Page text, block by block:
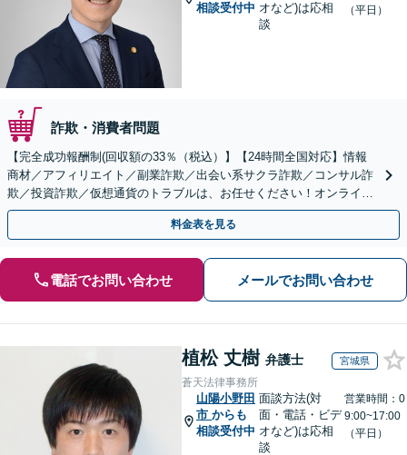
相談受付中 オなど)は応相
談
（平日）
詐欺・消費者問題
【完全成功報酬制(回収額の33％（税込）】【24時間全国対応】情報
商材／アフィリエイト／副業詐欺／出会い系サクラ詐欺／コンサル詐
欺／投資詐欺／仮想通貨のトラブルは、お任せください！オンライン
のみで解決も可能！
料金表を見る
電話でお問い合わせ メールでお問い合わせ
植松 丈樹 弁護士 宮城県
蒼天法律事務所
山陽小野田
市 からも
相談受付中
面談方法(対
面・電話・ビデ
オなど)は応相
談
営業時間：0
9:00~17:00
（平日）